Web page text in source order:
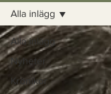
Alla inlägg
Nyheter
Krönikor
Alla inlägg